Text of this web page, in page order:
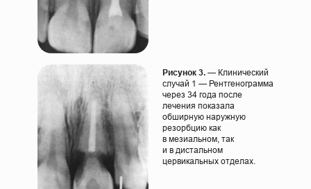
Рисунок 3. — Клинический
случай 1 — Рентгенограмма
через 34 года после
лечения показала
обширную наружную
резорбцию как
в мезиальном, так
и в дистальном
цервикальных отделах.